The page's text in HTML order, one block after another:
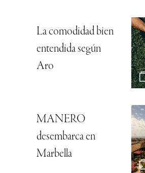
La comodidad bien
entendida según
Aro
MANERO
desembarca en
Marbella